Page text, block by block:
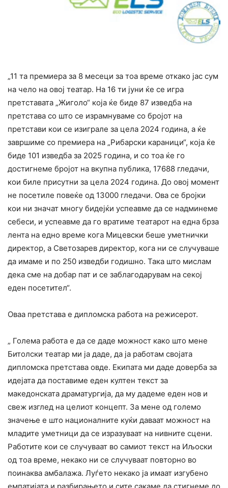
„11 та премиера за 8 месеци за тоа време откако јас сум
на чело на овој театар. На 16 ти јуни ќе се игра
претставата „Жиголо“ која ќе биде 87 изведба на
претстава со што се израмнуваме со бројот на
претстави кои се изиграле за цела 2024 година, а ќе
завршиме со премиера на „Рибарски караници“, која ќе
биде 101 изведба за 2025 година, и со тоа ќе го
достигнеме бројот на вкупна публика, 17688 гледачи,
кои биле присутни за цела 2024 година. До овој момент
не посетиле повеќе од 13000 гледачи. Ова се бројки
кои ни значат многу бидејќи успеавме да се надминеме
себеси, и успеавме да го вратиме театарот на една брза
лента на едно време кога Мицевски беше уметнички
директор, а Светозарев директор, кога ни се случуваше
да имаме и по 250 изведби годишно. Така што мислам
дека сме на добар пат и се заблагодарувам на секој
еден посетител“.
Оваа претстава е дипломска работа на режисерот.
„ Голема работа е да се даде можност како што мене
Битолски театар ми ја даде, да ја работам својата
дипломска претстава овде. Екипата ми даде доверба за
идејата да поставиме еден култен текст за
македонската драматургија, да му дадеме еден нов и
свеж изглед на целиот концепт. За мене од големо
значење е што националните куќи даваат можност на
младите уметници да се изразуваат на нивните сцени.
Работите кои се случуваат во самиот текст на Иљоски
од тоа време, некако ни се случуваат повторно во
поинаква амбалажа. Луѓето некако ја имаат изгубено